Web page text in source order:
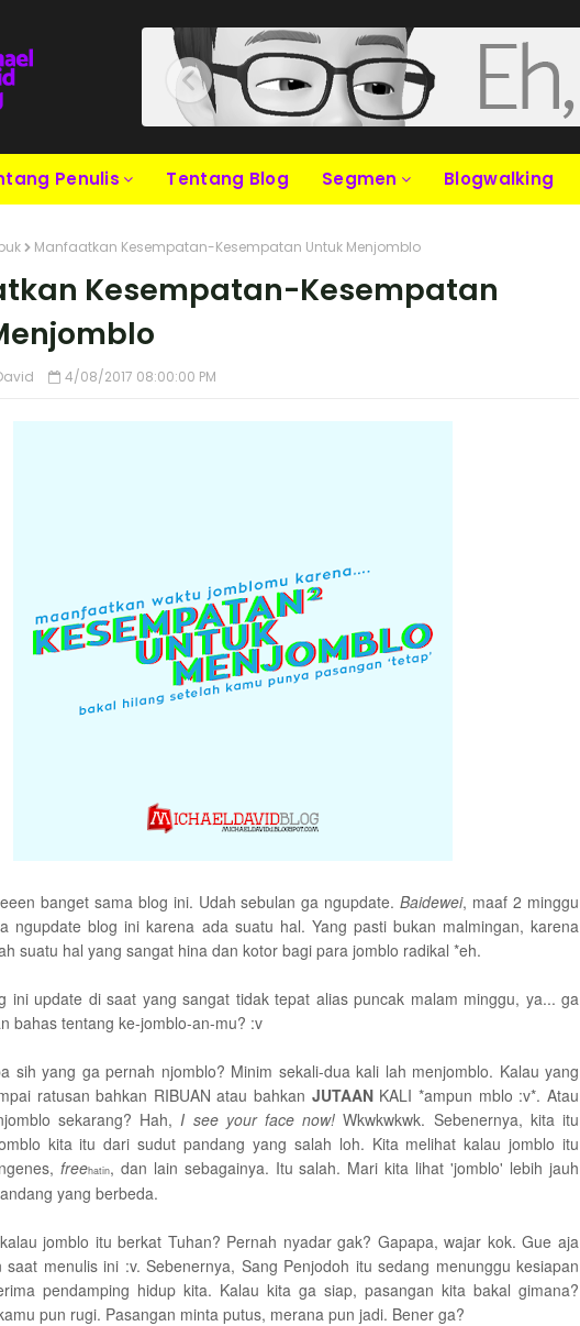
Penulis Tentang Blog Segmen Blogwalking
Manfaatkan Kesempatan-Kesempatan Untuk Menjomblo
Kesempatan-Kesempatan
4/08/2017 08:00:00 PM
banget sama blog ini. Udah sebulan ga ngupdate.Baidewei, maaf 2 minggu
ngupdate blog ini karena ada suatu hal. Yang pasti bukan malmingan, karena
suatu hal yang sangat hina dan kotor bagi para jomblo radikal *eh.
ini update di saat yang sangat tidak tepat alias puncak malam minggu, ya... ga
bahas tentang ke-jomblo-an-mu? :v
sih yang ga pernah njomblo? Minim sekali-dua kali lah menjomblo. Kalau yang
ratusan bahkan RIBUAN atau bahkan JUTAANKALI *ampun mblo :v*. Atau
sekarang? Hah,I see your face now! Wkwkwkwk. Sebenernya, kita itu
kita itu dari sudut pandang yang salah loh. Kita melihat kalau jomblo itu
freehatin, dan lain sebagainya. Itu salah. Mari kita lihat 'jomblo' lebih jauh
yang berbeda.
jomblo itu berkat Tuhan? Pernah nyadar gak? Gapapa, wajar kok. Gue aja
saat menulis ini :v. Sebenernya, Sang Penjodoh itu sedang menunggu kesiapan
pendamping hidup kita. Kalau kita ga siap, pasangan kita bakal gimana?
pun rugi. Pasangan minta putus, merana pun jadi. Bener ga?